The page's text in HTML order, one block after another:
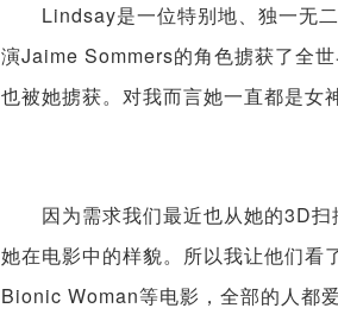
Lindsay是一位特别地、独一无
演Jaime Sommers的角色掳获了全
也被她掳获。对我而言她一直都是女
因为需求我们最近也从她的3D扫
她在电影中的样貌。所以我让他们
Bionic Woman等电影，全部的人都